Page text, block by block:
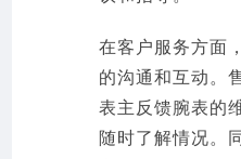
在客户服务方面
的沟通和互动。
表主反馈腕表的
随时了解情况。